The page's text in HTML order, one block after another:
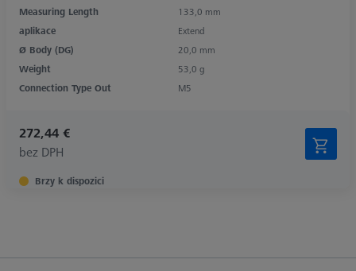
Measuring Length
133,0 mm
aplikace
Extend
Ø Body (DG)
20,0 mm
Weight
53,0 g
Connection Type Out
M5
272,44 €
bez DPH
Brzy k dispozici